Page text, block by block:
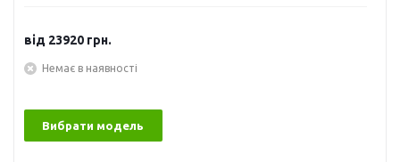
від 23920 грн.
Немає в наявності
Вибрати модель